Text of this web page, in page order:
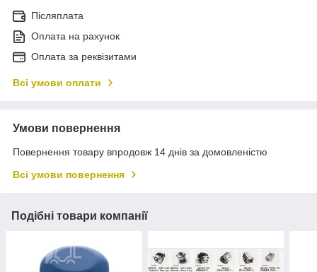
Післяплата
Оплата на рахунок
Оплата за реквізитами
Всі умови оплати
Умови повернення
Повернення товару впродовж 14 днів за домовленістю
Всі умови повернення
Подібні товари компанії